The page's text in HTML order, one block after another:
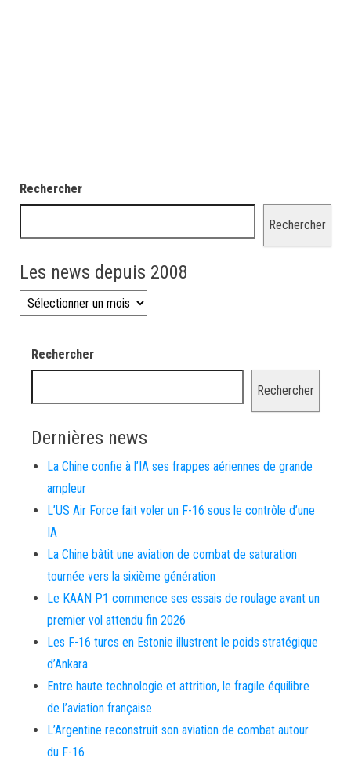
Rechercher
Rechercher
Les news depuis 2008
Les news depuis 2008
Rechercher
Rechercher
Dernières news
La Chine confie à l’IA ses frappes aériennes de grande
ampleur
L’US Air Force fait voler un F-16 sous le contrôle d’une
IA
La Chine bâtit une aviation de combat de saturation
tournée vers la sixième génération
Le KAAN P1 commence ses essais de roulage avant un
premier vol attendu fin 2026
Les F-16 turcs en Estonie illustrent le poids stratégique
d’Ankara
Entre haute technologie et attrition, le fragile équilibre
de l’aviation française
L’Argentine reconstruit son aviation de combat autour
du F-16